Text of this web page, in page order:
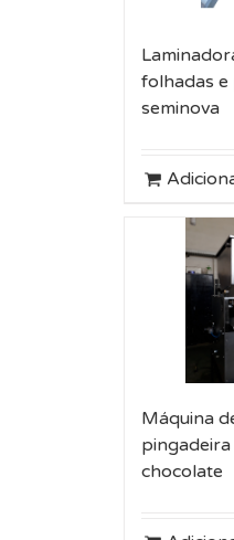
folhadas e
seminova
Máquina
chocolate